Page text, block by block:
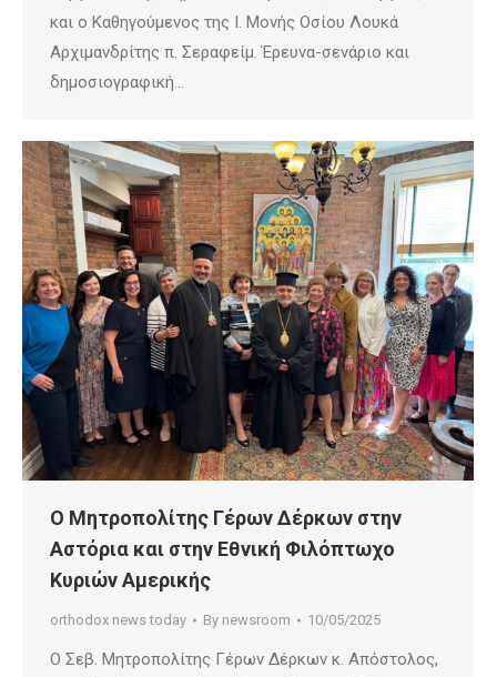
και ο Καθηγούμενος της Ι. Μονής Οσίου Λουκά
Αρχιμανδρίτης π. Σεραφείμ. Έρευνα-σενάριο και
δημοσιογραφική…
Ο Μητροπολίτης Γέρων Δέρκων στην
Αστόρια και στην Εθνική Φιλόπτωχο
Κυριών Αμερικής
orthodox news today By newsroom 10/05/2025
Ο Σεβ. Μητροπολίτης Γέρων Δέρκων κ. Απόστολος,